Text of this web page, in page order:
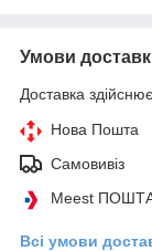
Умови
Доставка
Нова Пошта
Самовивіз
Meest
Всі умови